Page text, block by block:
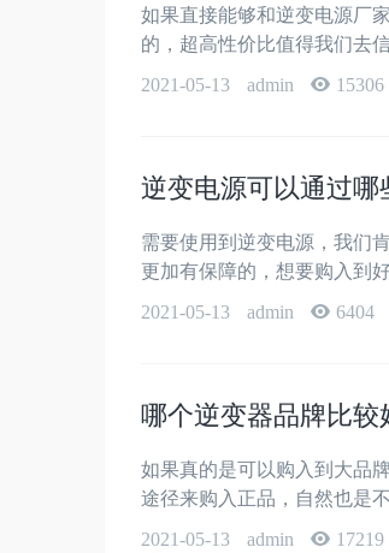
如果直接能够和逆变电源厂
的，超高性价比值得我们去
2021-05-13
admin 15306
逆变电源可以通过哪
需要使用到逆变电源，我们
更加有保障的，想要购入到
2021-05-13
admin 6404
哪个逆变器品牌比较
如果真的是可以购入到大品
途径来购入正品，自然也是
2021-05-13
admin 17219